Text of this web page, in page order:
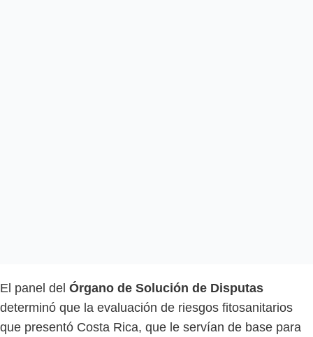
El panel del Órgano de Solución de Disputas
determinó que la evaluación de riesgos fitosanitarios
que presentó Costa Rica, que le servían de base para